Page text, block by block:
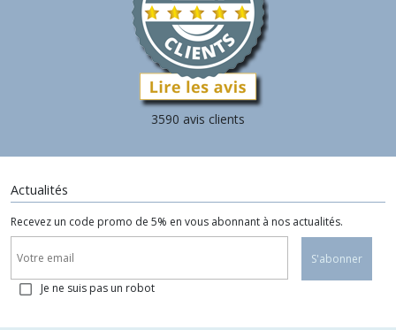
3590 avis clients
Actualités
Recevez un code promo de 5% en vous abonnant à nos actualités.
S'abonner
Je ne suis pas un robot